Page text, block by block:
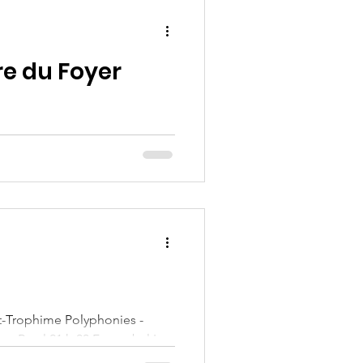
du Foyer
ans à travers une série
bénévoles, anciens
Polyphonies -
Rural 21 h 00 Feu et bal Le